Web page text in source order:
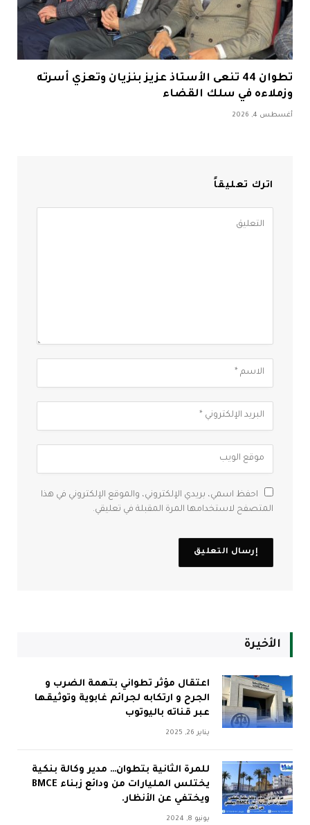
تطوان 44 تنعى الأستاذ عزيز بنزيان وتعزي أسرته
وزملاءه في سلك القضاء
أغسطس 4, 2026
اترك تعليقاً
احفظ اسمي، بريدي الإلكتروني، والموقع الإلكتروني في هذا
المتصفح لاستخدامها المرة المقبلة في تعليقي.
الأخيرة
اعتقال مؤثر تطواني بتهمة الضرب و
الجرح و ارتكابه لجرائم غابوية وتوثيقها
عبر قناته باليوتوب
يناير 26, 2025
للمرة الثانية بتطوان… مدير وكالة بنكية
يختلس المليارات من ودائع زبناء BMCE
ويختفي عن الأنظار.
يونيو 8, 2024